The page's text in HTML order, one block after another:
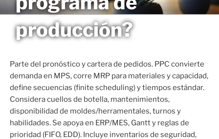
al
contenido
MAGNETO
producción?
Parte del pronóstico y cartera de pedidos. PPC convierte
demanda en MPS, corre MRP para materiales y capacidad,
define secuencias (finite scheduling) y tiempos estándar.
Considera cuellos de botella, mantenimientos,
disponibilidad de moldes/herramentales, turnos y
habilidades. Se apoya en ERP/MES, Gantt y reglas de
prioridad (FIFO, EDD). Incluye inventarios de seguridad,